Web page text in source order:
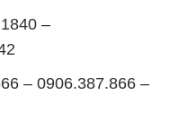
–
– 0906.387.866 –